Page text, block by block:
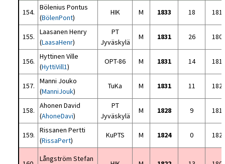
154.
Bölenius Pontus
(BölenPont)
HIK M 1833 18
155.
Laasanen Henry
(LaasaHenr)
PT
Jyväskylä
M 1831 26
156.
Hyttinen Ville
(HyttiVill1)
OPT-86 M 1831 14
157.
Manni Jouko
(ManniJouk)
TuKa M 1831 11
158.
Ahonen David
(AhoneDavi)
PT
Jyväskylä
M 1828 9
159.
Rissanen Pertti
(RissaPert)
KuPTS M 1824 0
Långström Stefan